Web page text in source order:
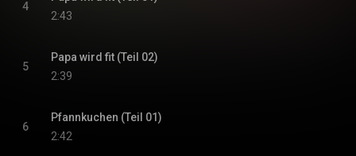
4
2:43
5
Papa wird fit (Teil 02)
2:39
6
Pfannkuchen (Teil 01)
2:42